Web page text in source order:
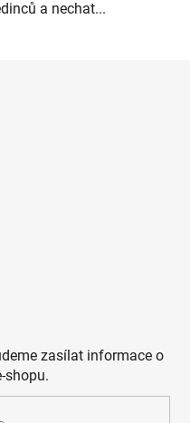
a nechat...
zasílat informace o
shopu.